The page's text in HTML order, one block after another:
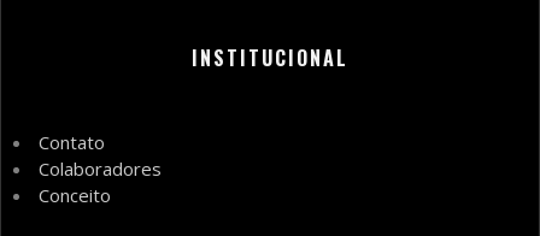
INSTITUCIONAL
Contato
Colaboradores
Conceito